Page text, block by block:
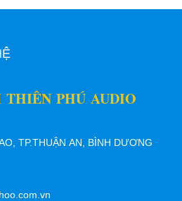
THIÊN PHÚ AUDIO
TP.THUẬN AN, BÌNH DƯƠNG